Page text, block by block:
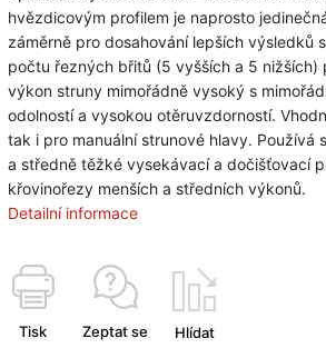
hvězdicovým profilem je naprosto
záměrně pro dosahování lepších výsledků
počtu řezných břitů (5 vyšších a 5 nižších)
výkon struny mimořádně vysoký s
odolností a vysokou otěruvzdorností.
tak i pro manuální strunové hlavy. Používá
a středně těžké vysekávací a dočišťovací
křovinořezy menších a středních výkonů.
Detailní informace
Tisk Zeptat se Hlídat